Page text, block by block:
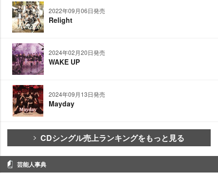
2022年09月06日発売
Relight
2024年02月20日発売
WAKE UP
2024年09月13日発売
Mayday
CDシングル売上ランキングをもっと見る
芸能人事典